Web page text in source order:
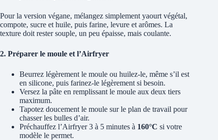
Pour la version végane, mélangez simplement yaourt végétal,
compote, sucre et huile, puis farine, levure et arômes. La
texture doit rester souple, un peu épaisse, mais coulante.
2. Préparer le moule et l’Airfryer
Beurrez légèrement le moule ou huilez-le, même s’il est
en silicone, puis farinez-le légèrement si besoin.
Versez la pâte en remplissant le moule aux deux tiers
maximum.
Tapotez doucement le moule sur le plan de travail pour
chasser les bulles d’air.
Préchauffez l’Airfryer 3 à 5 minutes à 160°C si votre
modèle le permet.